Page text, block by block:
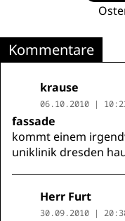
Kommentare
krause
06.10.2010 |
fassade
kommt einem
uniklinik dresden
Herr Furt
30.09.2010 |